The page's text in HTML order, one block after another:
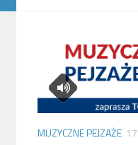
MUZYCZNE PEJZAŻE